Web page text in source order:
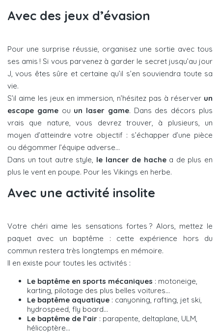
Avec des jeux d’évasion
Pour une surprise réussie, organisez une sortie avec tous
ses amis ! Si vous parvenez à garder le secret jusqu’au jour
J, vous êtes sûre et certaine qu’il s’en souviendra toute sa
vie.
S’il aime les jeux en immersion, n’hésitez pas à réserver un
escape gameou un laser game. Dans des décors plus
vrais que nature, vous devrez trouver, à plusieurs, un
moyen d’atteindre votre objectif : s’échapper d’une pièce
ou dégommer l’équipe adverse…
Dans un tout autre style, le lancer de hachea de plus en
plus le vent en poupe. Pour les Vikings en herbe.
Avec une activité insolite
Votre chéri aime les sensations fortes ? Alors, mettez le
paquet avec un baptême : cette expérience hors du
commun restera très longtemps en mémoire.
Il en existe pour toutes les activités :
Le baptême en sports mécaniques : motoneige,
karting, pilotage des plus belles voitures…
Le baptême aquatique : canyoning, rafting, jet ski,
hydrospeed, fly board…
Le baptême de l’air : parapente, deltaplane, ULM,
hélicoptère…